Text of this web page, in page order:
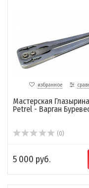
избранное
Мастерская
Petrel - Варган
(0)
5 000 руб.